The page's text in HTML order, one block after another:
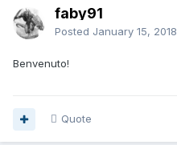
faby91
Posted January 15, 2018
Benvenuto!
Quote